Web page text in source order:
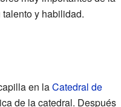
y habilidad.
en laCatedral de
de la catedral. Después